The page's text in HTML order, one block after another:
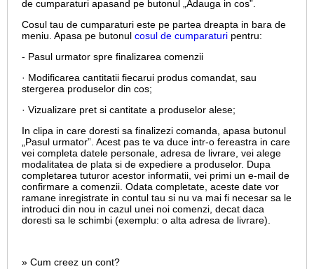
de cumparaturi apasand pe butonul „Adauga in cos”.
Cosul tau de cumparaturi este pe partea dreapta in bara de
meniu. Apasa pe butonul cosul de cumparaturi pentru:
- Pasul urmator spre finalizarea comenzii
· Modificarea cantitatii fiecarui produs comandat, sau
stergerea produselor din cos;
· Vizualizare pret si cantitate a produselor alese;
In clipa in care doresti sa finalizezi comanda, apasa butonul
„Pasul urmator”. Acest pas te va duce intr-o fereastra in care
vei completa datele personale, adresa de livrare, vei alege
modalitatea de plata si de expediere a produselor. Dupa
completarea tuturor acestor informatii, vei primi un e-mail de
confirmare a comenzii. Odata completate, aceste date vor
ramane inregistrate in contul tau si nu va mai fi necesar sa le
introduci din nou in cazul unei noi comenzi, decat daca
doresti sa le schimbi (exemplu: o alta adresa de livrare).
» Cum creez un cont?